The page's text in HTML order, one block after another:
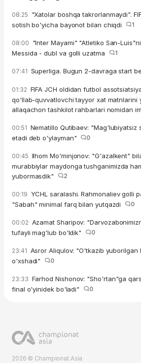
08:25 "Xatolar boshqa takrorlanmaydi".
sotish bo'yicha bayonot bilan chiqdi
1
08:00 "Inter Mayami" "Atletiko San-
Messida - dubl va golli uzatma
1
07:41 Superliga. Bugun 2-davraga start
01:32 FIFA JCH oldidan futbol
qo'llab-quvvatlovchi tayyor xat matnlarini
allaqachon tashkilot rahbarlari nomidan
00:51 Nematillo Qutibaev: "Mag'lubiyatsiz
etadi deb o'ylayman"
0
00:45 Ilhom Mo'minjonov: "G'azalkent"
murabbiylar maydonga tushganimizda
yubormasdik"
2
00:19 YCHL saralashi. Rahmonaliev golli
"Sabah" minimal farq bilan yutqazdi
0
00:02 Azamat Sharipov:
tufayli mag'lub bo'ldik"
0
23:41 Asror Aliqulov: "O'tkazib yuborilgan
o'xshadi"
0
23:33 Farhod Nishonov: "Sho'rtan"ga
final o'yinidek bo'ladi"
0
2026 © Championat.Asia